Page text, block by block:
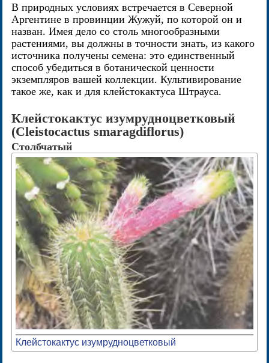
В природных условиях встречается в Северной
Аргентине в провинции Жужуй, по которой он и
назван. Имея дело со столь многообразными
растениями, вы должны в точности знать, из какого
источника получены семена: это единственный
способ убедиться в ботанической ценности
экземпляров вашей коллекции. Культивирование
такое же, как и для клейстокактуса Штрауса.
Клейстокактус изумрудноцветковый
(Cleistocactus smaragdiflorus)
Столбчатый
Клейстокактус изумрудноцветковый